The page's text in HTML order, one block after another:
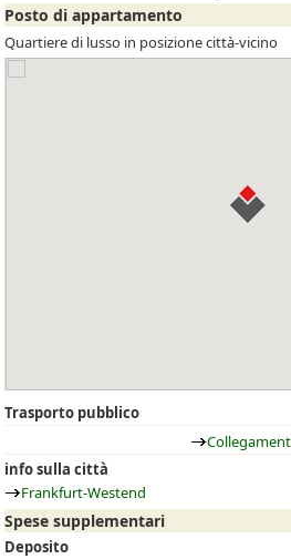
Posto di appartamento
Quartiere di lusso in posizione città-vicino
Trasporto pubblico
info sulla città
Frankfurt-Westend
Spese supplementari
Deposito